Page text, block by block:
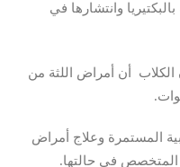
وانتشارها في
أن أمراض اللثة من
المستمرة وعلاج أمراض
المتخصص في حالتها.